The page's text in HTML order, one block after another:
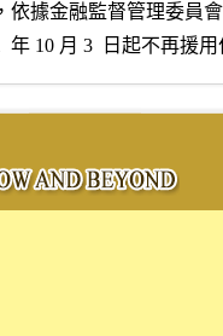
依據金融監督管理委員
年 10 月 3  日起不再